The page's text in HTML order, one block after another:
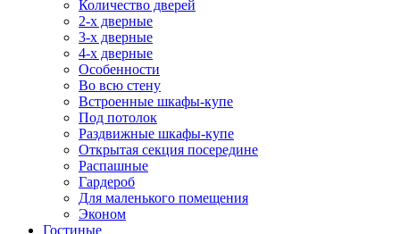
Количество дверей
2-х дверные
3-х дверные
4-х дверные
Особенности
Во всю стену
Встроенные шкафы-купе
Под потолок
Раздвижные шкафы-купе
Открытая секция посередине
Распашные
Гардероб
Для маленького помещения
Эконом
Гостиные